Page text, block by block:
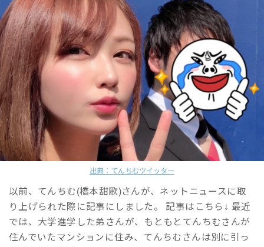
出典：てんちむツイッター
以前、てんちむ(橋本甜歌)さんが、ネットニュースに取
り上げられた際に記事にしました。 記事はこちら↓ 最近
では、大学進学した弟さんが、もともとてんちむさんが
住んでいたマンションに住み、てんちむさんは別に引っ